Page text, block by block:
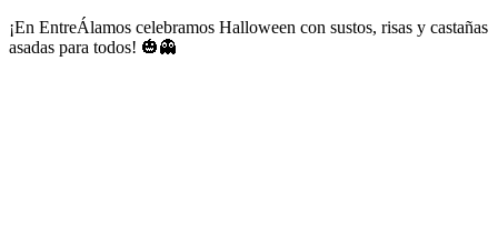
¡En EntreÁlamos celebramos Halloween con sustos, risas y castañas
asadas para todos! 🎃👻